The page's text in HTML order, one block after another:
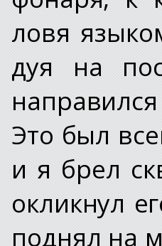
ловя
дуя на
Это был
и я брел
окликнул
поднял на